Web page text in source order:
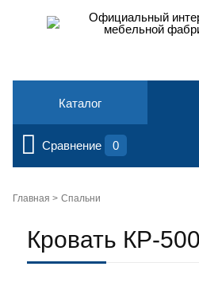
Официальный
мебельной
Каталог
Сравнение 0
Главная > Спальни
Кровать КР-